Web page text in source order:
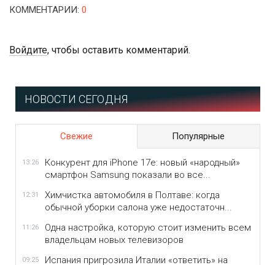
КОММЕНТАРИИ: 0
Войдите, чтобы оставить комментарий.
НОВОСТИ СЕГОДНЯ
Свежие Популярные
13:26
Конкурент для iPhone 17e: новый «народный»
смартфон Samsung показали во все...
12:31
Химчистка автомобиля в Полтаве: когда
обычной уборки салона уже недостаточн...
11:26
Одна настройка, которую стоит изменить всем
владельцам новых телевизоров
09:25
Испания пригрозила Италии «ответить» на